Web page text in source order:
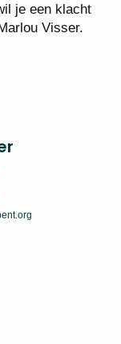
je een klacht
Visser.